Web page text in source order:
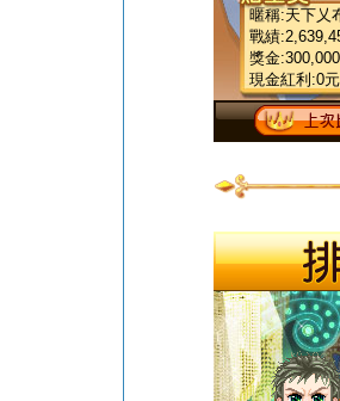
暱稱:天下乂
戰績
獎金:300,000
現金紅利:0元